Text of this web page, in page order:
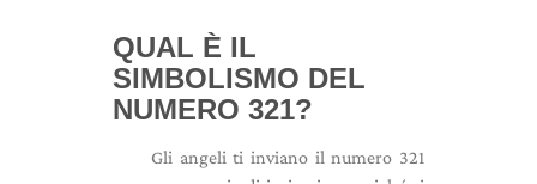
QUAL È IL
SIMBOLISMO DEL
NUMERO 321?
Gli angeli ti inviano il numero 321